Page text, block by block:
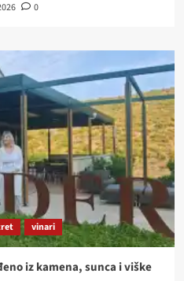
0
vinari
iz kamena, sunca i viške